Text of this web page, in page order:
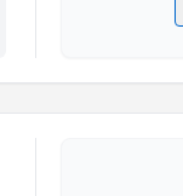
Kişisel
Randevu